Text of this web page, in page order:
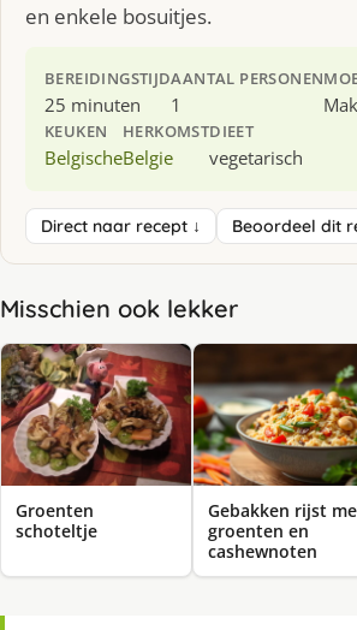
en enkele bosuitjes.
BEREIDINGSTIJD
25 minuten
AANTAL PERSONEN
1
KEUKEN
Belgische
HERKOMST
Belgie
DIEET
vegetarisch
Direct naar recept ↓ Beoordeel dit
Misschien ook lekker
Groenten
schoteltje
Gebakken rijst
groenten en
cashewnoten